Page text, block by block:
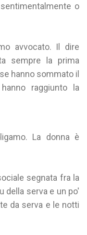
o
avvocato. Il dire
sempre la prima
hanno sommato il
raggiunto la
La donna è
segnata fra la
della serva e un po'
da serva e le notti